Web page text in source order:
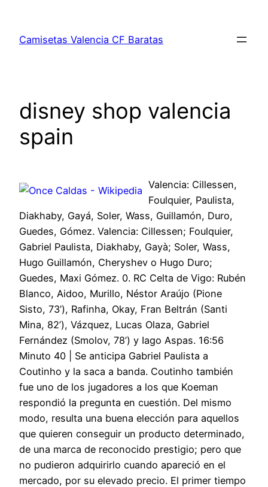
contenido
Camisetas Valencia CF Baratas
disney shop valencia
spain
Valencia: Cillessen,
Foulquier, Paulista,
Diakhaby, Gayá, Soler, Wass, Guillamón, Duro,
Guedes, Gómez. Valencia: Cillessen; Foulquier,
Gabriel Paulista, Diakhaby, Gayà; Soler, Wass,
Hugo Guillamón, Cheryshev o Hugo Duro;
Guedes, Maxi Gómez. 0. RC Celta de Vigo: Rubén
Blanco, Aidoo, Murillo, Néstor Araújo (Pione
Sisto, 73’), Rafinha, Okay, Fran Beltrán (Santi
Mina, 82’), Vázquez, Lucas Olaza, Gabriel
Fernández (Smolov, 78’) y Iago Aspas. 16:56
Minuto 40 | Se anticipa Gabriel Paulista a
Coutinho y la saca a banda. Coutinho también
fue uno de los jugadores a los que Koeman
respondió la pregunta en cuestión. Del mismo
modo, resulta una buena elección para aquellos
que quieren conseguir un producto determinado,
de una marca de reconocido prestigio; pero que
no pudieron adquirirlo cuando apareció en el
mercado, por su elevado precio. El primer tiempo